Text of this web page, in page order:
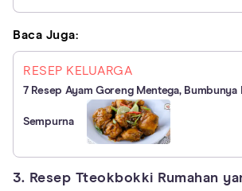
Baca Juga:
RESEP KELUARGA
7 Resep Ayam Goreng Mentega, Bumbunya
Sempurna
3. Resep Tteokbokki Rumahan